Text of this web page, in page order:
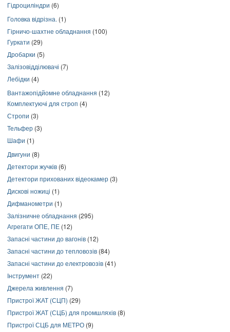
Гідроциліндри (6)
Головка відрізна. (1)
Гірничо-шахтне обладнання (100)
Гуркати (29)
Дробарки (5)
Залізовідділювачі (7)
Лебідки (4)
Вантажопідйомне обладнання (12)
Комплектуючі для строп (4)
Стропи (3)
Тельфер (3)
Шафи (1)
Двигуни (8)
Детектори жучків (6)
Детектори прихованих відеокамер (3)
Дискові ножиці (1)
Дифманометри (1)
Залізничне обладнання (295)
Агрегати ОПЕ, ПЕ (12)
Запасні частини до вагонів (12)
Запасні частини до тепловозів (84)
Запасні частини до електровозів (41)
Інструмент (22)
Джерела живлення (7)
Пристрої ЖАТ (СЦП) (29)
Пристрої ЖАТ (СЦБ) для промшляхів (8)
Пристрої СЦБ для МЕТРО (9)